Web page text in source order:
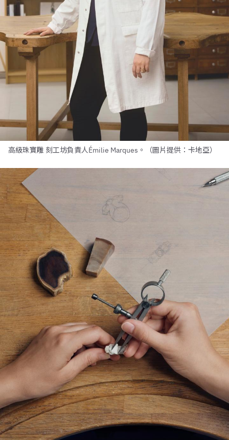
高級珠寶雕 刻工坊負責人Émilie Marques。（圖片提供：卡地亞）